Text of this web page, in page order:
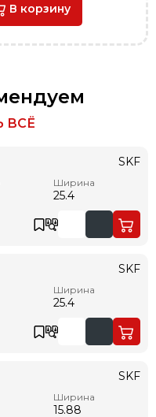
В корзину
ВСЁ
Ширина
25.4
SKF
Ширина
25.4
SKF
Ширина
15.88
SKF